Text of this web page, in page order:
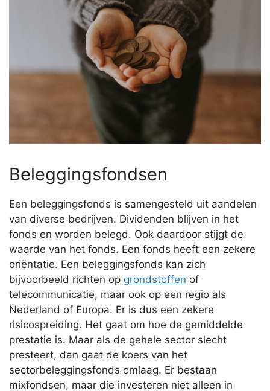
Beleggingsfondsen
Een beleggingsfonds is samengesteld uit aandelen
van diverse bedrijven. Dividenden blijven in het
fonds en worden belegd. Ook daardoor stijgt de
waarde van het fonds. Een fonds heeft een zekere
oriëntatie. Een beleggingsfonds kan zich
bijvoorbeeld richten op grondstoffen of
telecommunicatie, maar ook op een regio als
Nederland of Europa. Er is dus een zekere
risicospreiding. Het gaat om hoe de gemiddelde
prestatie is. Maar als de gehele sector slecht
presteert, dan gaat de koers van het
sectorbeleggingsfonds omlaag. Er bestaan
mixfondsen, maar die investeren niet alleen in